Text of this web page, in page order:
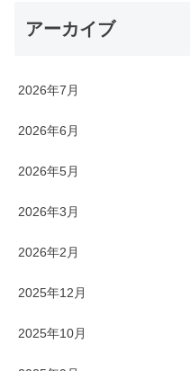
アーカイブ
2026年7月
2026年6月
2026年5月
2026年3月
2026年2月
2025年12月
2025年10月